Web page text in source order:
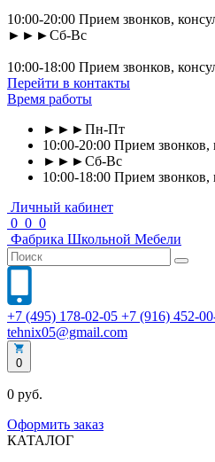
10:00-20:00 Прием звонков,
►►►Сб-Вс
10:00-18:00 Прием звонков,
Перейти в контакты
Время работы
►►►Пн-Пт
10:00-20:00 Прием звонков,
►►►Сб-Вс
10:00-18:00 Прием звонков,
Личный кабинет
0 0 0
Фабрика Школьной Мебели
+7 (495) 178-02-05 +7 (916) 452-
tehnix05@gmail.com
0
0 руб.
Оформить заказ
КАТАЛОГ